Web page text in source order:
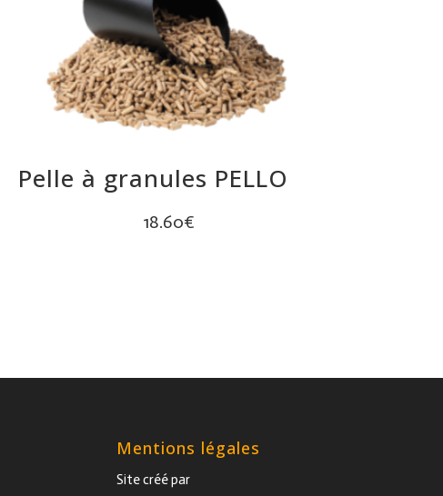
Pelle à granules PELLO
18.60€
Mentions légales
Site créé par